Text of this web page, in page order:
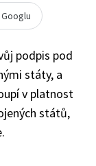
podpis pod
státy, a
v platnost
států,